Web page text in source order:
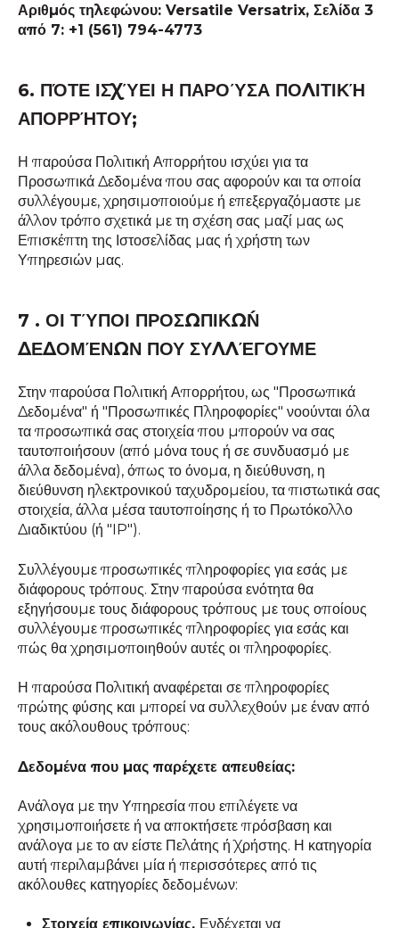
Αριθμός τηλεφώνου: Versatile Versatrix, Σελίδα 3
από 7: +1 (561) 794-4773
6. ΠΌΤΕ ΙΣΧΎΕΙ Η ΠΑΡΟΎΣΑ ΠΟΛΙΤΙΚΉ
ΑΠΟΡΡΉΤΟΥ;
Η παρούσα Πολιτική Απορρήτου ισχύει για τα
Προσωπικά Δεδομένα που σας αφορούν και τα οποία
συλλέγουμε, χρησιμοποιούμε ή επεξεργαζόμαστε με
άλλον τρόπο σχετικά με τη σχέση σας μαζί μας ως
Επισκέπτη της Ιστοσελίδας μας ή χρήστη των
Υπηρεσιών μας.
7 . ΟΙ ΤΎΠΟΙ ΠΡΟΣΩΠΙΚΏΝ
ΔΕΔΟΜΈΝΩΝ ΠΟΥ ΣΥΛΛΈΓΟΥΜΕ
Στην παρούσα Πολιτική Απορρήτου, ως "Προσωπικά
Δεδομένα" ή "Προσωπικές Πληροφορίες" νοούνται όλα
τα προσωπικά σας στοιχεία που μπορούν να σας
ταυτοποιήσουν (από μόνα τους ή σε συνδυασμό με
άλλα δεδομένα), όπως το όνομα, η διεύθυνση, η
διεύθυνση ηλεκτρονικού ταχυδρομείου, τα πιστωτικά σας
στοιχεία, άλλα μέσα ταυτοποίησης ή το Πρωτόκολλο
Διαδικτύου (ή "IP").
Συλλέγουμε προσωπικές πληροφορίες για εσάς με
διάφορους τρόπους. Στην παρούσα ενότητα θα
εξηγήσουμε τους διάφορους τρόπους με τους οποίους
συλλέγουμε προσωπικές πληροφορίες για εσάς και
πώς θα χρησιμοποιηθούν αυτές οι πληροφορίες.
Η παρούσα Πολιτική αναφέρεται σε πληροφορίες
πρώτης φύσης και μπορεί να συλλεχθούν με έναν από
τους ακόλουθους τρόπους:
Δεδομένα που μας παρέχετε απευθείας:
Ανάλογα με την Υπηρεσία που επιλέγετε να
χρησιμοποιήσετε ή να αποκτήσετε πρόσβαση και
ανάλογα με το αν είστε Πελάτης ή Χρήστης. Η κατηγορία
αυτή περιλαμβάνει μία ή περισσότερες από τις
ακόλουθες κατηγορίες δεδομένων:
Στοιχεία επικοινωνίας. Ενδέχεται να